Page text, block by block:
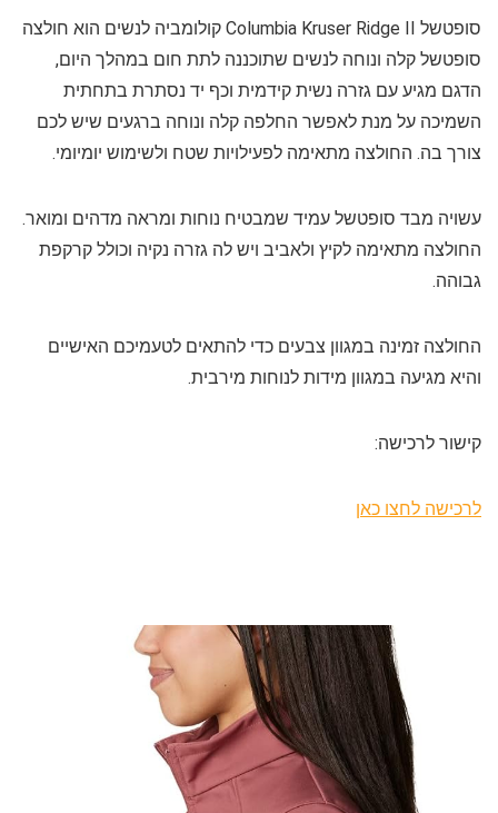
סופטשל Columbia Kruser Ridge II קולומביה לנשים הוא חולצה
סופטשל קלה ונוחה לנשים שתוכננה לתת חום במהלך היום,
הדגם מגיע עם גזרה נשית קידמית וכף יד נסתרת בתחתית
השמיכה על מנת לאפשר החלפה קלה ונוחה ברגעים שיש לכם
צורך בה. החולצה מתאימה לפעילויות שטח ולשימוש יומיומי.
עשויה מבד סופטשל עמיד שמבטיח נוחות ומראה מדהים ומואר.
החולצה מתאימה לקיץ ולאביב ויש לה גזרה נקיה וכולל קרקפת
גבוהה.
החולצה זמינה במגוון צבעים כדי להתאים לטעמיכם האישיים
והיא מגיעה במגוון מידות לנוחות מירבית.
קישור לרכישה:
לרכישה לחצו כאן